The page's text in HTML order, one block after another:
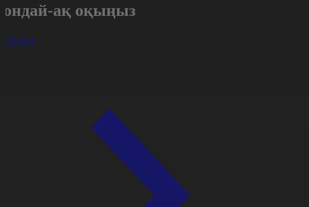
ақ оқыңыз